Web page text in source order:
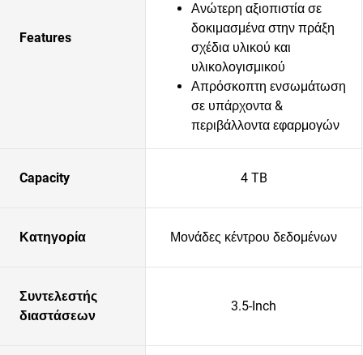
Features
Ανώτερη αξιοπιστία σε
δοκιμασμένα στην πράξη
σχέδια υλικού και
υλικολογισμικού
Απρόσκοπτη ενσωμάτωση
σε υπάρχοντα &
περιβάλλοντα εφαρμογών
Capacity 4 TB
Κατηγορία Μονάδες κέντρου δεδομένων
Συντελεστής
διαστάσεων
3.5-Inch